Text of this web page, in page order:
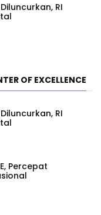
RI
OF EXCELLENCE
RI
Percepat